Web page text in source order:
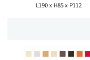
L190 x H85 x P112